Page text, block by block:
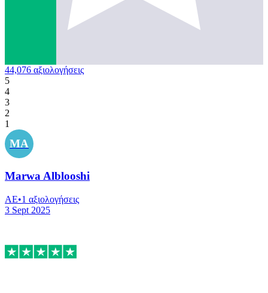
44,076 αξιολογήσεις
5
4
3
2
1
MA
Marwa Alblooshi
AE•1 αξιολογήσεις
3 Sept 2025